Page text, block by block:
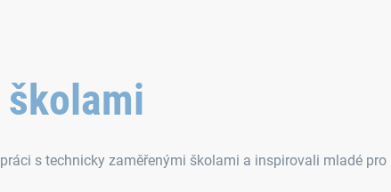
s technicky zaměřenými školami a inspirovali mladé pro